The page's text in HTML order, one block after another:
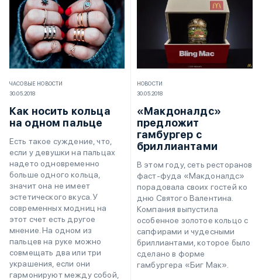
ЧАСОВЫЕ НОВОСТИ
30.05.2018
Как носить кольца
на одном пальце
Есть такое суждение, что,
если у девушки на пальцах
надето одновременно
больше одного кольца,
значит она не имеет
эстетического вкуса. У
современных модниц на
этот счет есть другое
мнение. На одном из
пальцев на руке можно
совмещать два или три
украшения, если они
гармонируют между собой,
НОВОСТИ
30.05.2018
«Макдоналдс»
предложит
гамбургер с
бриллиантами
В этом году, сеть ресторанов
фаст-фуда «Макдоналдс»
порадовала своих гостей ко
дню Святого Валентина.
Компания выпустила
особенное золотое кольцо с
сапфирами и чудесными
бриллиантами, которое было
сделано в форме
гамбургера «Биг Мак».